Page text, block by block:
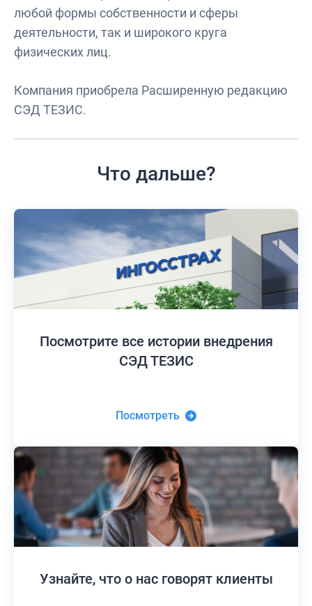
любой формы собственности и сферы
деятельности, так и широкого круга
физических лиц.
Компания приобрела Расширенную редакцию
СЭД ТЕЗИС.
Что дальше?
Посмотрите все историивнедрения
СЭД ТЕЗИС
Посмотреть
Узнайте,что о нас говорят клиенты